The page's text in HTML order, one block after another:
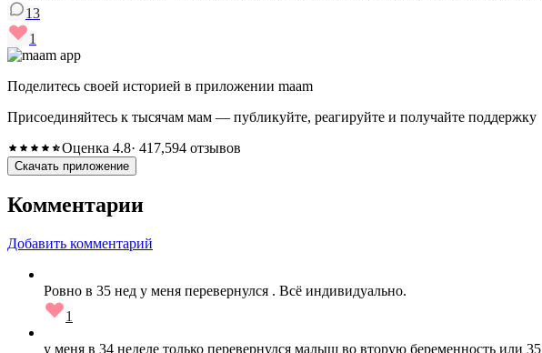
13
1
Поделитесь своей историей в приложении maam
Присоединяйтесь к тысячам мам — публикуйте, реагируйте и получайте поддержку
Оценка 4.8· 417,594 отзывов
Скачать приложение
Комментарии
Добавить комментарий
Ровно в 35 нед у меня перевернулся . Всё индивидуально.
1
у меня в 34 неделе только перевернулся малыш во вторую беременность или 35